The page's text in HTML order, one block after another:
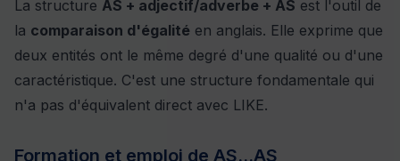
La structure AS + adjectif/adverbe + AS est l'outil de
la comparaison d'égalité en anglais. Elle exprime que
deux entités ont le même degré d'une qualité ou d'une
caractéristique. C'est une structure fondamentale qui
n'a pas d'équivalent direct avec LIKE.
Formation et emploi de AS...AS